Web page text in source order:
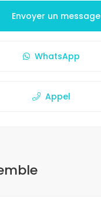
Envoyer un message
WhatsApp
Appel